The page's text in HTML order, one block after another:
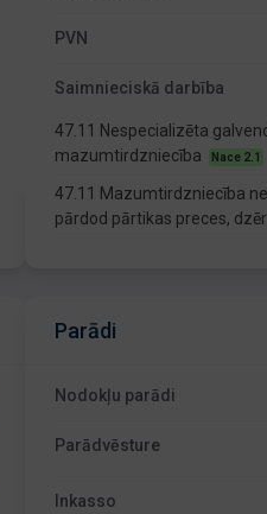
PVN
Saimnieciskā darbība
47.11 Nespecializēta
mazumtirdzniecība
Nace 2.1
47.11 Mazumtirdzniecība
pārdod pārtikas preces,
Parādi
Nodokļu parādi
Parādvēsture
Inkasso